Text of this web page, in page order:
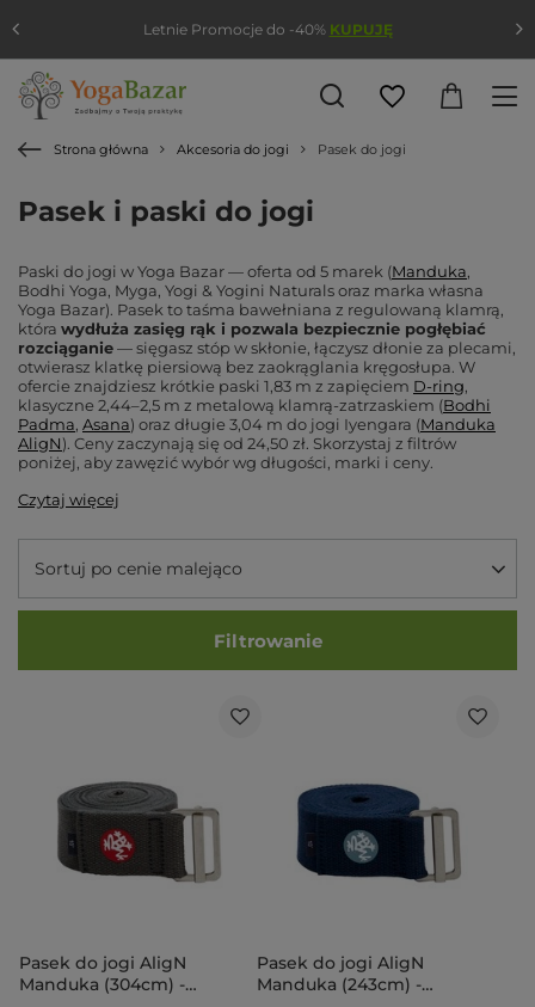
Strona główna Akcesoria do jogi Pasek do jogi
Pasek i paski do jogi
Paski do jogi w Yoga Bazar — oferta od 5 marek (Manduka,
Bodhi Yoga, Myga, Yogi & Yogini Naturals oraz marka własna
Yoga Bazar). Pasek to taśma bawełniana z regulowaną klamrą,
która wydłuża zasięg rąk i pozwala bezpiecznie pogłębiać
rozciąganie— sięgasz stóp w skłonie, łączysz dłonie za plecami,
otwierasz klatkę piersiową bez zaokrąglania kręgosłupa. W
ofercie znajdziesz krótkie paski 1,83 m z zapięciem D-ring,
klasyczne 2,44–2,5 m z metalową klamrą-zatrzaskiem (Bodhi
Padma, Asana) oraz długie 3,04 m do jogi Iyengara (Manduka
AligN). Ceny zaczynają się od 24,50 zł. Skorzystaj z filtrów
poniżej, aby zawęzić wybór wg długości, marki i ceny.
Czytaj więcej
Sortuj po cenie malejąco
Filtrowanie
Pasek do jogi AligN
Manduka (304cm) -
Pasek do jogi AligN
Manduka (243cm) -
Letnie Promocje do -40% KUPUJĘ